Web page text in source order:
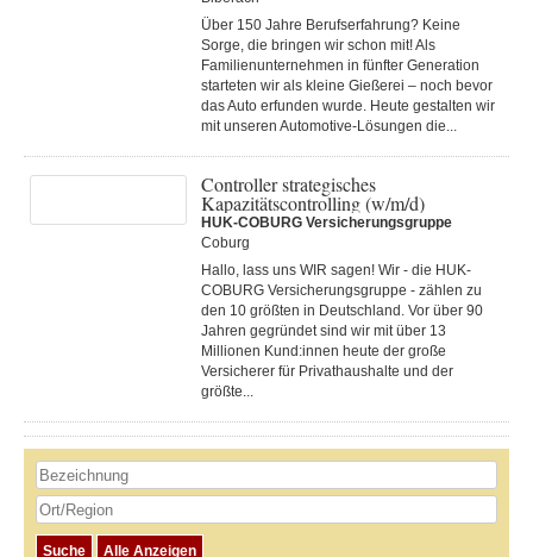
Über 150 Jahre Berufserfahrung? Keine
Sorge, die bringen wir schon mit! Als
Familienunternehmen in fünfter Generation
starteten wir als kleine Gießerei – noch bevor
das Auto erfunden wurde. Heute gestalten wir
mit unseren Automotive-Lösungen die...
Controller strategisches
Kapazitätscontrolling (w/m/d)
HUK-COBURG Versicherungsgruppe
Coburg
Hallo, lass uns WIR sagen! Wir - die HUK-
COBURG Versicherungsgruppe - zählen zu
den 10 größten in Deutschland. Vor über 90
Jahren gegründet sind wir mit über 13
Millionen Kund:innen heute der große
Versicherer für Privathaushalte und der
größte...